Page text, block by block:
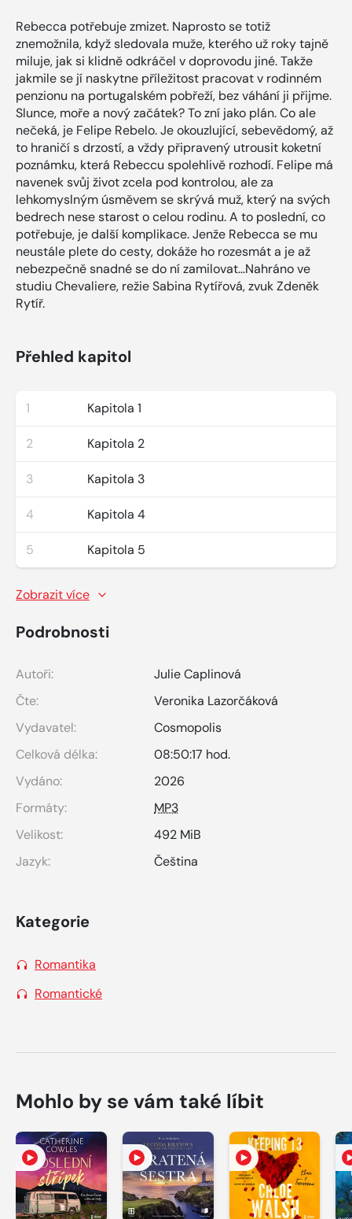
Rebecca potřebuje zmizet. Naprosto se totiž
znemožnila, když sledovala muže, kterého už roky tajně
miluje, jak si klidně odkráčel v doprovodu jiné. Takže
jakmile se jí naskytne příležitost pracovat v rodinném
penzionu na portugalském pobřeží, bez váhání ji přijme.
Slunce, moře a nový začátek? To zní jako plán. Co ale
nečeká, je Felipe Rebelo. Je okouzlující, sebevědomý, až
to hraničí s drzostí, a vždy připravený utrousit koketní
poznámku, která Rebeccu spolehlivě rozhodí. Felipe má
navenek svůj život zcela pod kontrolou, ale za
lehkomyslným úsměvem se skrývá muž, který na svých
bedrech nese starost o celou rodinu. A to poslední, co
potřebuje, je další komplikace. Jenže Rebecca se mu
neustále plete do cesty, dokáže ho rozesmát a je až
nebezpečně snadné se do ní zamilovat…Nahráno ve
studiu Chevaliere, režie Sabina Rytířová, zvuk Zdeněk
Rytíř.
Přehled kapitol
1 Kapitola 1
2 Kapitola 2
3 Kapitola 3
4 Kapitola 4
5 Kapitola 5
Zobrazit více
Podrobnosti
Autoři:
Julie Caplinová
Čte:
Veronika Lazorčáková
Vydavatel:
Cosmopolis
Celková délka:
08:50:17 hod.
Vydáno:
2026
Formáty:
MP3
Velikost:
492 MiB
Jazyk:
Čeština
Kategorie
Romantika
Romantické
Mohlo by se vám také líbit